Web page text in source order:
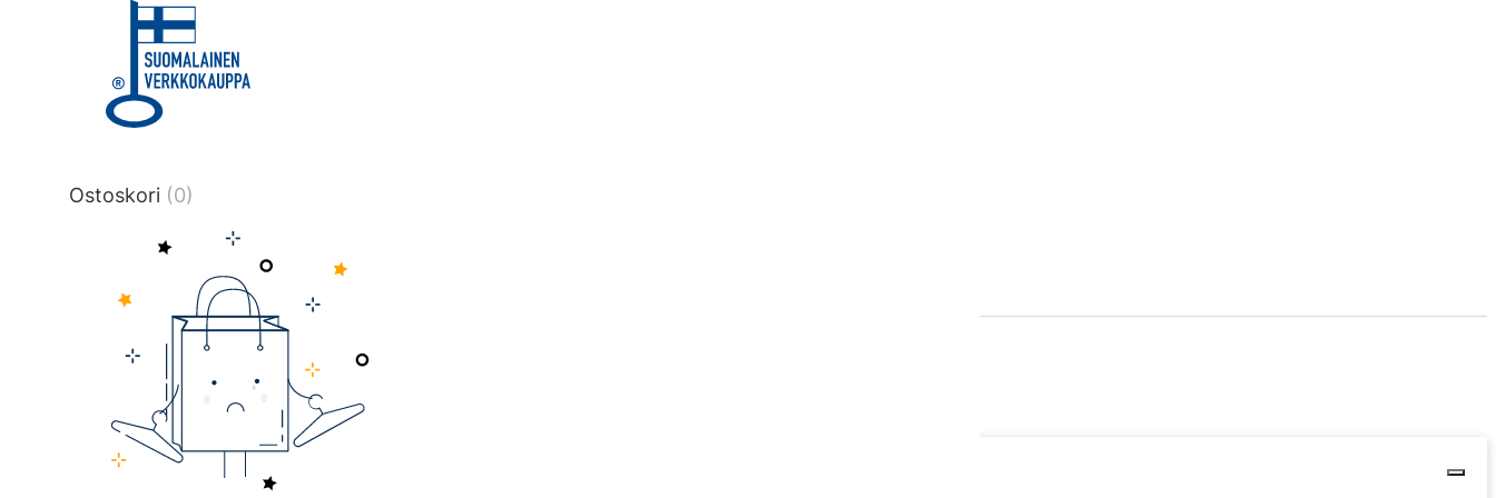
Ostoskori (0)
Tilaus ja toimitusehdot Tietosuojaseloste
© Scandirengas.fi. All rights reserved.